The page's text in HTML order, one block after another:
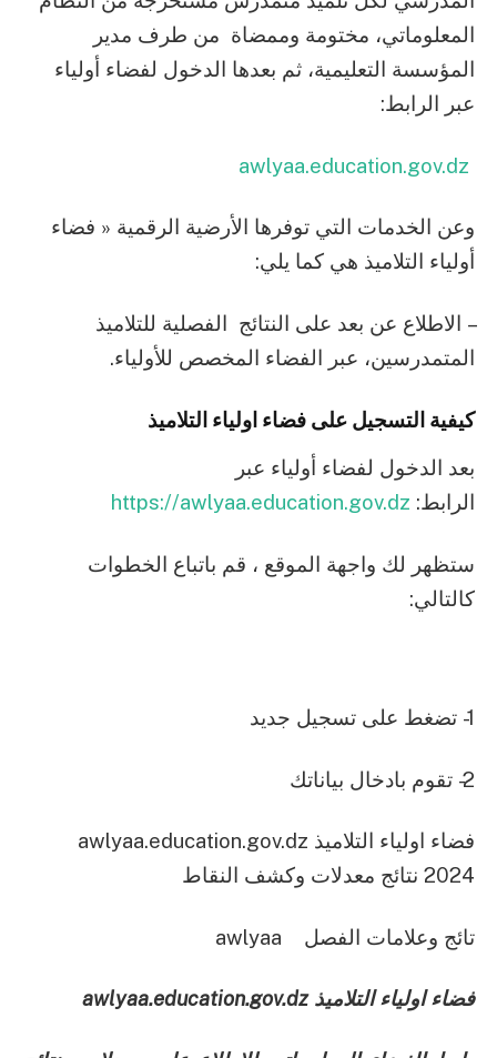
المعلوماتي، مختومة وممضاة من طرف مدير
المؤسسة التعليمية، ثم بعدها الدخول لفضاء أولياء
عبر الرابط:
awlyaa.education.gov.dz
وعن الخدمات التي توفرها الأرضية الرقمية « فضاء
أولياء التلاميذ هي كما يلي:
– الاطلاع عن بعد على النتائج الفصلية للتلاميذ
المتمدرسين، عبر الفضاء المخصص للأولياء.
كيفية التسجيل على فضاء اولياء التلاميذ
بعد الدخول لفضاء أولياء عبر
الرابط: https://awlyaa.education.gov.dz
ستظهر لك واجهة الموقع ، قم باتباع الخطوات
كالتالي:
1- تضغط على تسجيل جديد
2- تقوم بادخال بياناتك
فضاء اولياء التلاميذ awlyaa.education.gov.dz
2024 نتائج معدلات وكشف النقاط
تائج وعلامات الفصل awlyaa
فضاء اولياء التلاميذawlyaa.education.gov.dz